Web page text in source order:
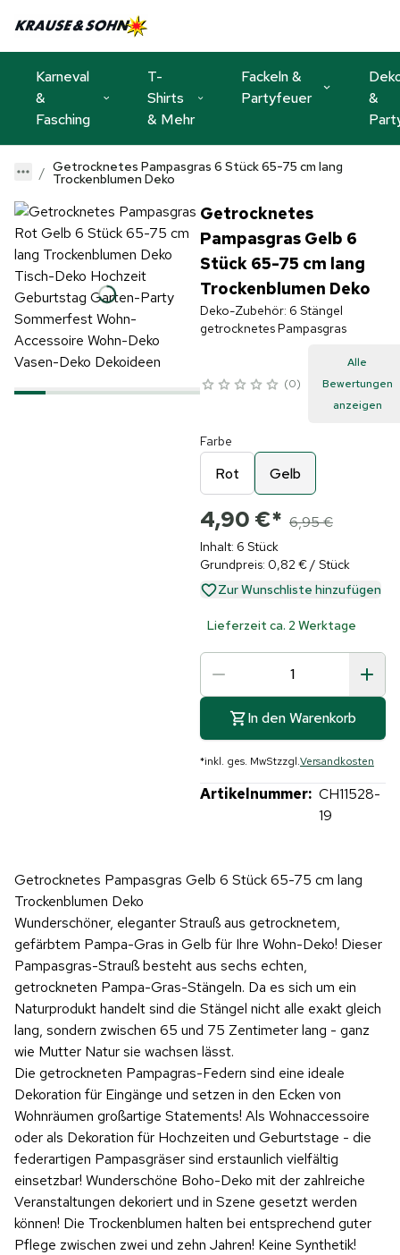
Karneval
&
Fasching
T-
Shirts
& Mehr
Fackeln &
Partyfeuer
&
Getrocknetes Pampasgras 6 Stück 65-75 cm lang
Trockenblumen Deko
Getrocknetes
Pampasgras Gelb 6
Stück 65-75 cm lang
Trockenblumen Deko
Deko-Zubehör: 6 Stängel
getrocknetes Pampasgras
0
Alle
Bewertungen
anzeigen
Farbe
Rot Gelb
4,90 €* 6,95 €
Inhalt: 6 Stück
Grundpreis: 0,82 € / Stück
Zur Wunschliste hinzufügen
Lieferzeit ca. 2 Werktage
In den Warenkorb
*inkl. ges. MwStzzgl.Versandkosten
Artikelnummer: CH11528-
19
Getrocknetes Pampasgras Gelb 6 Stück 65-75 cm lang
Trockenblumen Deko
Wunderschöner, eleganter Strauß aus getrocknetem,
gefärbtem Pampa-Gras in Gelb für Ihre Wohn-Deko! Dieser
Pampasgras-Strauß besteht aus sechs echten,
getrockneten Pampa-Gras-Stängeln. Da es sich um ein
Naturprodukt handelt sind die Stängel nicht alle exakt gleich
lang, sondern zwischen 65 und 75 Zentimeter lang - ganz
wie Mutter Natur sie wachsen lässt.
Die getrockneten Pampagras-Federn sind eine ideale
Dekoration für Eingänge und setzen in den Ecken von
Wohnräumen großartige Statements! Als Wohnaccessoire
oder als Dekoration für Hochzeiten und Geburtstage - die
federartigen Pampasgräser sind erstaunlich vielfältig
einsetzbar! Wunderschöne Boho-Deko mit der zahlreiche
Veranstaltungen dekoriert und in Szene gesetzt werden
können! Die Trockenblumen halten bei entsprechend guter
Pflege zwischen zwei und zehn Jahren! Keine Synthetik!